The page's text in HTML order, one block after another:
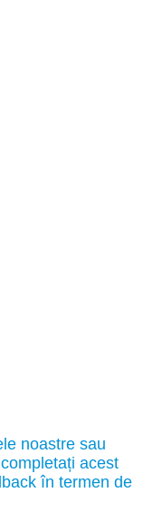
noastre sau
acest
în termen de